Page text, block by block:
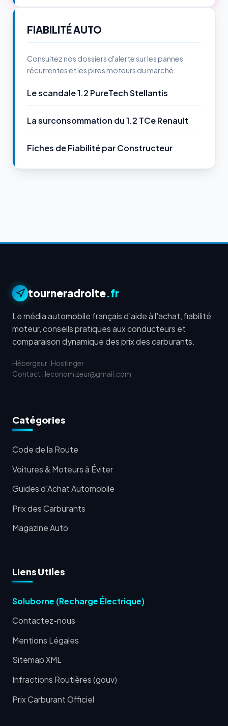
FIABILITÉ AUTO
Consultez nos dossiers d'alerte sur les pannes
récurrentes et les pires moteurs du marché.
Le scandale 1.2 PureTech Stellantis
La surconsommation du 1.2 TCe Renault
Fiches de Fiabilité par Constructeur
tourneradroite.fr
Le média automobile français d'aide à l'achat, fiabilité
moteur, conseils pratiques aux conducteurs et
comparaison dynamique des prix des carburants.
Hébergeur : Hostinger
Contact : leconomizeur@gmail.com
Catégories
Code de la Route
Voitures & Moteurs à Éviter
Guides d'Achat Automobile
Prix des Carburants
Magazine Auto
Liens Utiles
Soluborne (Recharge Électrique)
Contactez-nous
Mentions Légales
Sitemap XML
Infractions Routières (gouv)
Prix Carburant Officiel